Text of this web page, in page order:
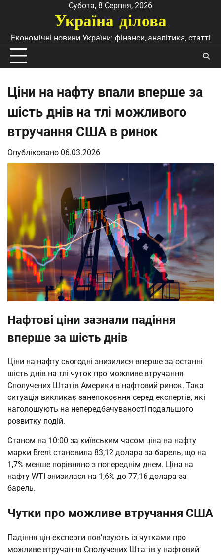
Субота, 8 Серпня, 2026
Україна ділова
Економічні новини України: фінанси, аналітика, статті
Ціни на нафту впали вперше за
шість днів на тлі можливого
втручання США в ринок
Опубліковано 06.03.2026
Нафтові ціни зазнали падіння
вперше за шість днів
Ціни на нафту сьогодні знизилися вперше за останні
шість днів на тлі чуток про можливе втручання
Сполучених Штатів Америки в нафтовий ринок. Така
ситуація викликає занепокоєння серед експертів, які
наголошують на непередбачуваності подальшого
розвитку подій.
Станом на 10:00 за київським часом ціна на нафту
марки Brent становила 83,12 долара за барель, що на
1,7% менше порівняно з попереднім днем. Ціна на
нафту WTI знизилася на 1,6% до 77,16 долара за
барель.
Чутки про можливе втручання США
Падіння цін експерти пов’язують із чутками про
можливе втручання Сполучених Штатів у нафтовий